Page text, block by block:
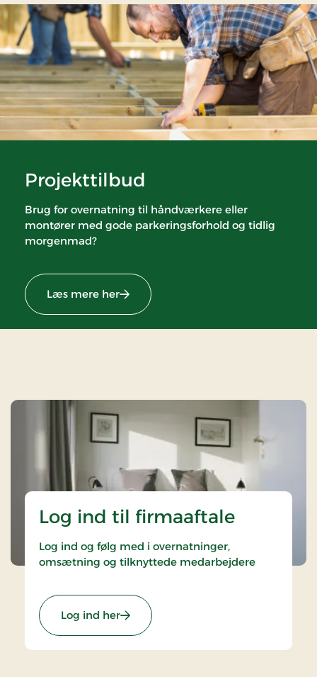
Projekttilbud
Brug for overnatning til håndværkere eller
montører med gode parkeringsforhold og tidlig
morgenmad?
Læs mere her
Log ind til firmaaftale
Log ind og følg med i overnatninger,
omsætning og tilknyttede medarbejdere
Log ind her